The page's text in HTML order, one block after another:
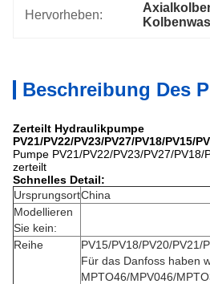
Hervorheben:
Beschreibung Des
Zerteilt Hydraulikpumpe
PV21/PV22/PV23/PV27/PV18/PV15/
Pumpe PV21/PV22/PV23/PV27/
zerteilt
Schnelles Detail:
UrsprungsortChina
Modellieren
Sie kein:
Reihe
PV15/PV18/PV20/PV21/
Für das Danfoss haben
MPTO46/MPV046/